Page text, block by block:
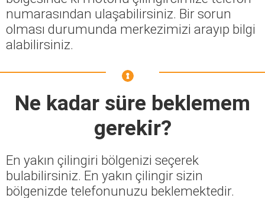
numarasından ulaşabilirsiniz. Bir sorun
olması durumunda merkezimizi arayıp bilgi
alabilirsiniz.
Ne kadar süre beklemem
gerekir?
En yakın çilingiri bölgenizi seçerek
bulabilirsiniz. En yakın çilingir sizin
bölgenizde telefonunuzu beklemektedir.